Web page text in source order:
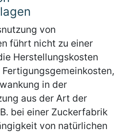
von
führt nicht zu einer
Herstellungskosten
in der
aus der Art der
bei einer Zuckerfabrik
von natürlichen